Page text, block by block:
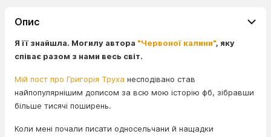
Опис
Я її знайшла. Могилу автора "Червоної калини", яку
співає разом з нами весь світ.
Мій пост про Григорія Труха несподівано став
найпопулярнішим дописом за всю мою історію фб, зібравши
більше тисячі поширень.
Коли мені почали писати односельчани й нащадки